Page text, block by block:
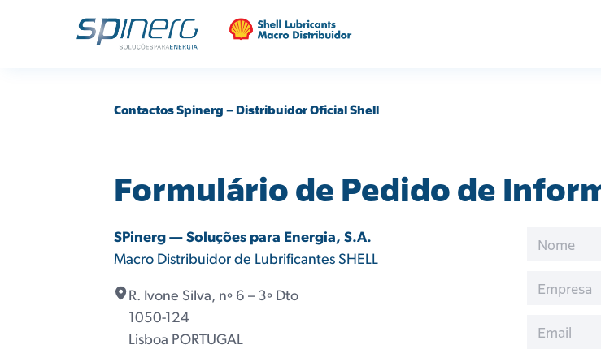
Contactos Spinerg – Distribuidor Oficial Shell
Formulário de Pedido de
SPinerg — Soluções para Energia, S.A.
Macro Distribuidor de Lubrificantes SHELL
R. Ivone Silva, nº 6 – 3º Dto
1050-124
Lisboa PORTUGAL